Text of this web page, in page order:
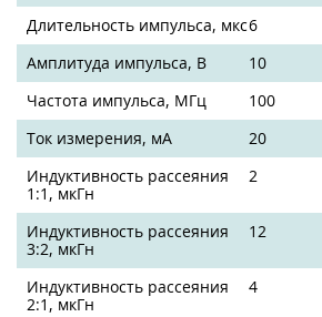
Длительность импульса, мкс6
Амплитуда импульса, В
10
Частота импульса, МГц
100
Ток измерения, мА
20
Индуктивность рассеяния
1:1, мкГн
2
Индуктивность рассеяния
3:2, мкГн
12
Индуктивность рассеяния
2:1, мкГн
4